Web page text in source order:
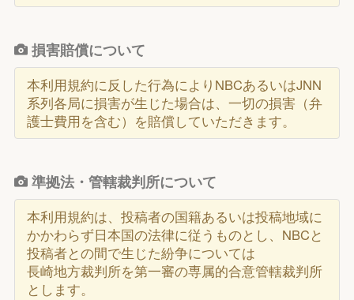
損害賠償について
本利用規約に反した行為によりNBCあるいはJNN
系列各局に損害が生じた場合は、一切の損害（弁
護士費用を含む）を賠償していただきます。
準拠法・管轄裁判所について
本利用規約は、投稿者の国籍あるいは投稿地域に
かかわらず日本国の法律に従うものとし、NBCと
投稿者との間で生じた紛争については
長崎地方裁判所を第一審の専属的合意管轄裁判所
とします。